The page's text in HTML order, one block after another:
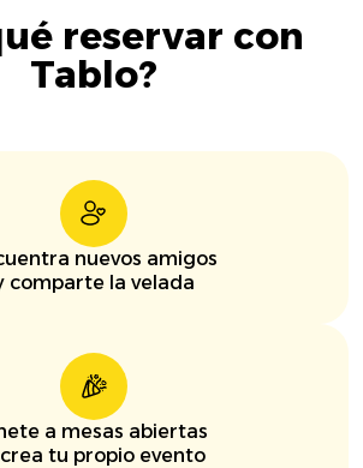
reservar con
Tablo?
nuevos amigos
comparte la velada
a mesas abiertas
tu propio evento